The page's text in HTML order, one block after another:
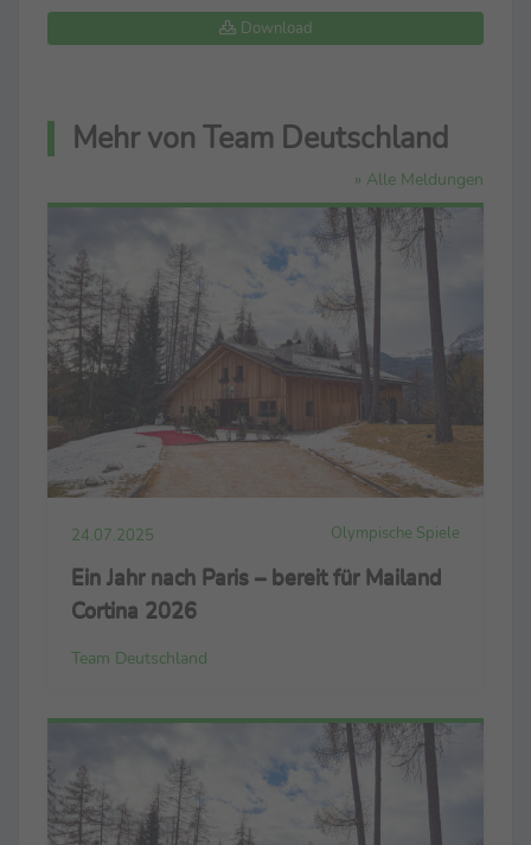
Download
Mehr von Team Deutschland
» Alle Meldungen
24.07.2025 Olympische Spiele
Ein Jahr nach Paris – bereit für Mailand
Cortina 2026
Team Deutschland